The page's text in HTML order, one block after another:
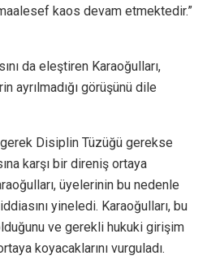
kaos devam etmektedir.”
da eleştiren Karaoğulları,
ayrılmadığı görüşünü dile
Disiplin Tüzüğü gerekse
karşı bir direniş ortaya
üyelerinin bu nedenle
yineledi. Karaoğulları, bu
ve gerekli hukuki girişim
koyacaklarını vurguladı.